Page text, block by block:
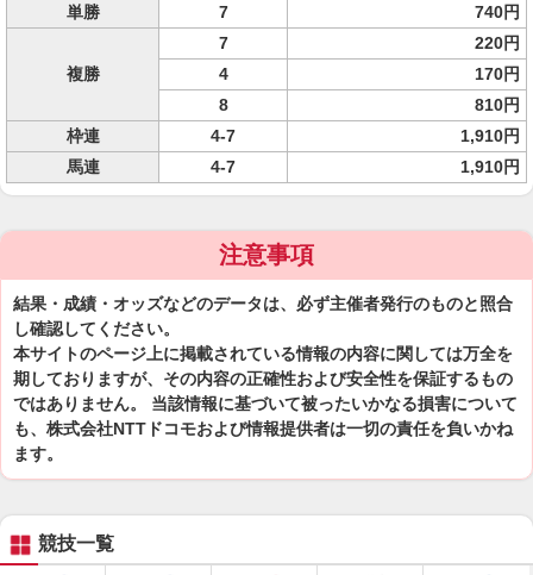
単勝 7 740円
複勝
7
220円
4
170円
8
810円
枠連
4-7
1,910円
馬連
4-7 1,910円
注意事項
結果・成績・オッズなどのデータは、必ず主催者発行のものと照合
し確認してください。
本サイトのページ上に掲載されている情報の内容に関しては万全を
期しておりますが、その内容の正確性および安全性を保証するもの
ではありません。 当該情報に基づいて被ったいかなる損害について
も、株式会社NTTドコモおよび情報提供者は一切の責任を負いかね
ます。
競技一覧